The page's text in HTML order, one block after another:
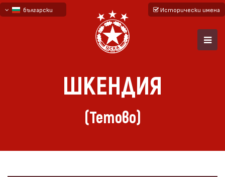
български
Исторически имена
ШКЕНДИЯ
(Тетово)